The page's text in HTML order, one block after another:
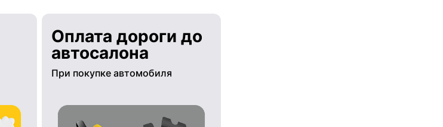
Оплата дороги до
автосалона
При покупке автомобиля